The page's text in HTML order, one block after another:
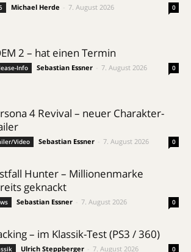
Michael Herde 7. August 2026 0
2 – hat einen Termin
Info Sebastian Essner 7. August 2026 0
4 Revival – neuer Charakter-
Video Sebastian Essner 7. August 2026 0
Hunter – Millionenmarke
geknackt
Sebastian Essner 7. August 2026 0
– im Klassik-Test (PS3 / 360)
Ulrich Steppberger 7. August 2026 0